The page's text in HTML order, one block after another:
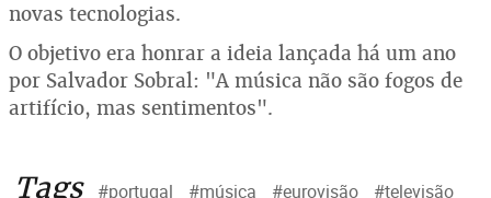
novas tecnologias.
O objetivo era honrar a ideia lançada há um ano
por Salvador Sobral: "A música não são fogos de
artifício, mas sentimentos".
Tags #portugal #música #eurovisão #televisão